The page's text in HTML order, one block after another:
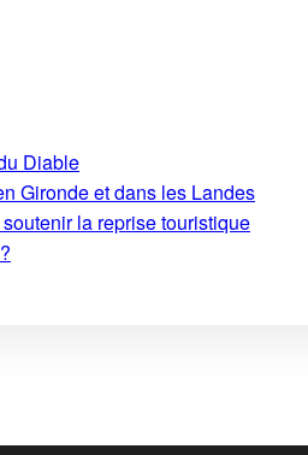
Diable
Gironde et dans les Landes
la reprise touristique